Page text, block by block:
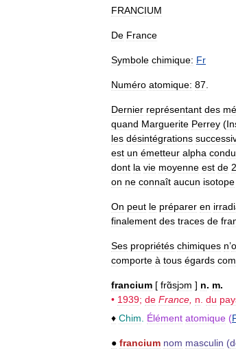
FRANCIUM
De France
Symbole chimique: Fr
Numéro atomique: 87
Dernier représentant des
quand Marguerite Perrey (
les désintégrations
est un émetteur alpha
dont la vie moyenne est de
on ne connaît aucun isotope
On peut le préparer en
finalement des traces de
Ses propriétés chimiques n’
comporte à tous égards
francium [ frɑ̃sjɔm ] n. m.
• 1939; de France n du
♦ Chim Élément atomique (
● francium nom masculin (